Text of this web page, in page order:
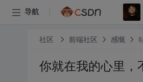
导航
社区 前端社区 感慨
你就在我的心里